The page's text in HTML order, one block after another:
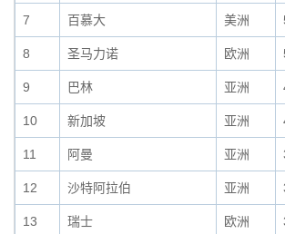
7 百慕大 美洲
8 圣马力诺 欧洲
9 巴林 亚洲
10 新加坡 亚洲
11 阿曼 亚洲
12 沙特阿拉伯 亚洲
13 瑞士 欧洲